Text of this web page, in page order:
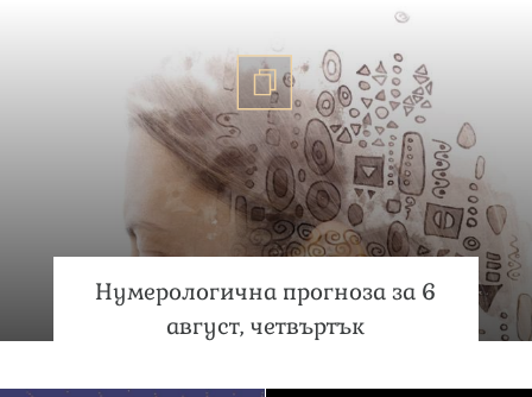
Нумерологична прогноза за 6
август, четвъртък